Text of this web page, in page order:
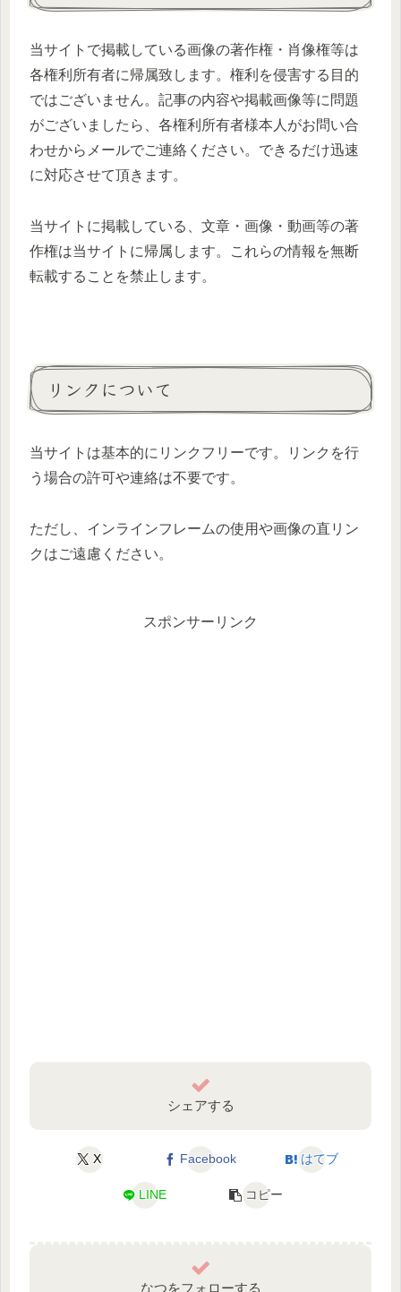
当サイトで掲載している画像の著作権・肖像権等は
各権利所有者に帰属致します。権利を侵害する目的
ではございません。記事の内容や掲載画像等に問題
がございましたら、各権利所有者様本人がお問い合
わせからメールでご連絡ください。できるだけ迅速
に対応させて頂きます。
当サイトに掲載している、文章・画像・動画等の著
作権は当サイトに帰属します。これらの情報を無断
転載することを禁止します。
リンクについて
当サイトは基本的にリンクフリーです。リンクを行
う場合の許可や連絡は不要です。
ただし、インラインフレームの使用や画像の直リン
クはご遠慮ください。
スポンサーリンク
シェアする
X Facebook はてブ
LINE コピー
なつをフォローする